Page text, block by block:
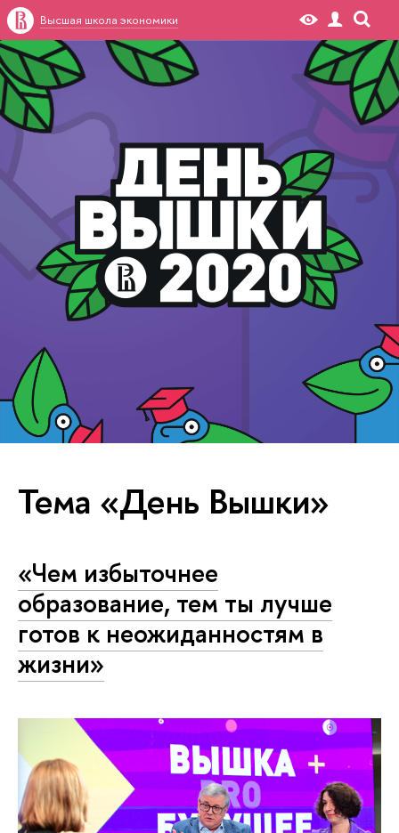
Высшая школа экономики
Тема «День Вышки»
«Чем избыточнее
образование, тем ты лучше
готов к неожиданностям в
жизни»